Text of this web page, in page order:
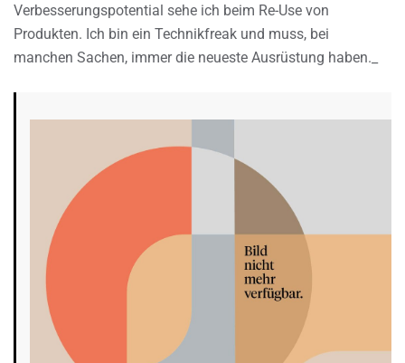
Verbesserungspotential sehe ich beim Re-Use von
Produkten. Ich bin ein Technikfreak und muss, bei
manchen Sachen, immer die neueste Ausrüstung haben._